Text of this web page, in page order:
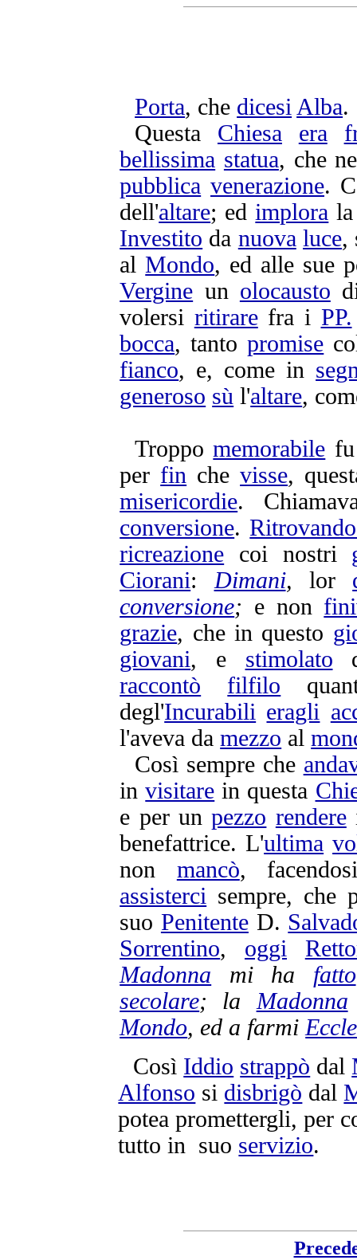
Porta, che dicesi Alba.
Questa Chiesa era
bellissima statua, che
pubblica venerazione.
dell'altare; ed implora
Investito da nuova luce,
alMondo, ed alle sue
Vergine un olocausto
volersi ritirarefra i PP.
bocca, tantopromise
fianco, e, come in
generoso sù l'altare,
Troppomemorabile
per fin chevisse,
misericordie.
conversione.
ricreazione coi nostri
Ciorani: Dimani, lor
conversione; e non
grazie, che in questo
giovani, e stimolato
raccontò
filfilo
degl'Incurabili eragli
l'aveva damezzo al
Così sempre che
invisitare in questa
e per unpezzo rendere
benefattrice. L'ultima
non mancò,
assisterci sempre, che
suo PenitenteD.
Sorrentino, oggi
Madonna mi ha fatto
secolare; la Madonna
Mondo, ed a farmi
Così Iddio strappò dal
Alfonso si disbrigò dal
poteapromettergli, per
tutto in suo servizio.